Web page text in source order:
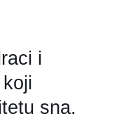
i
sna.